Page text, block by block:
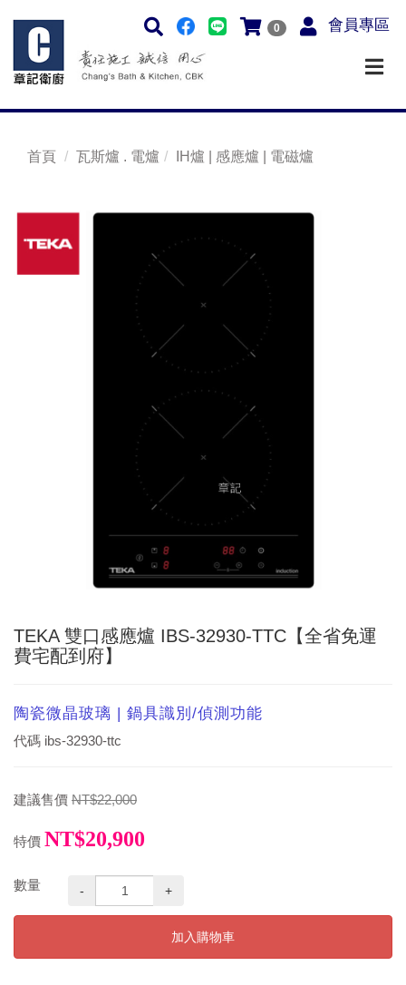
0 會員專區
首頁 瓦斯爐 . 電爐 IH爐 | 感應爐 | 電磁爐
TEKA 雙口感應爐 IBS-32930-TTC【全省免運
費宅配到府】
陶瓷微晶玻璃 | 鍋具識別/偵測功能
代碼 ibs-32930-ttc
建議售價 NT$22,000
特價 NT$20,900
數量 - +
加入購物車